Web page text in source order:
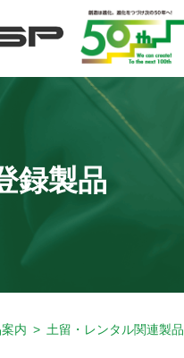
録製品
内 土留・レンタル関連製品